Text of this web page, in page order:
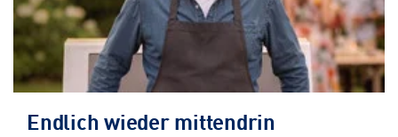
Endlich wieder mittendrin